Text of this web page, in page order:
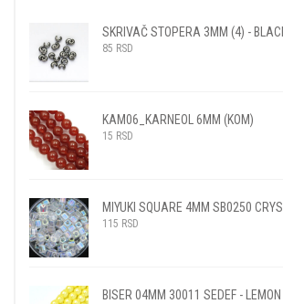
SKRIVAČ STOPERA 3MM (4) -
85 RSD
KAM06_KARNEOL 6MM (KOM)
15 RSD
MIYUKI SQUARE 4MM SB0250
115 RSD
BISER 04MM 30011 SEDEF -